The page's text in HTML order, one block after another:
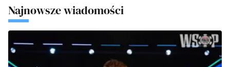
Najnowsze wiadomości